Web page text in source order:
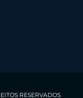
RESERVADOS